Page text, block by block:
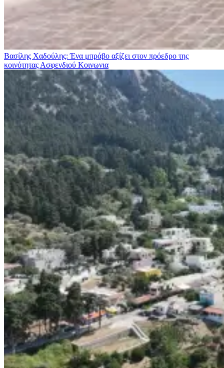
Βασίλης Χαδούλης: Ένα μπράβο αξίζει στον πρόεδρο της
κοινότητας Ασφενδιού Κοινωνια